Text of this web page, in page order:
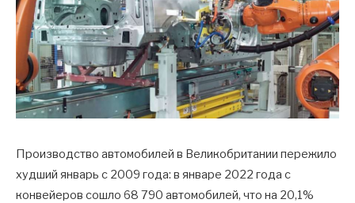
Производство автомобилей в Великобритании пережило
худший январь с 2009 года: в январе 2022 года с
конвейеров сошло 68 790 автомобилей, что на 20,1%